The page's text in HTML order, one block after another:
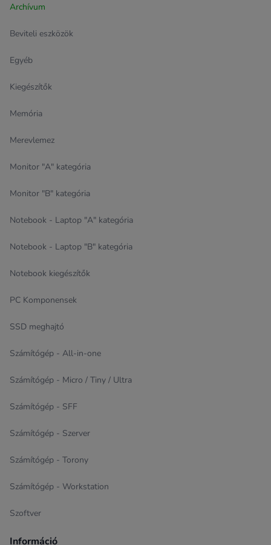
Archívum
Beviteli eszközök
Egyéb
Kiegészítők
Memória
Merevlemez
Monitor "A" kategória
Monitor "B" kategória
Notebook - Laptop "A" kategória
Notebook - Laptop "B" kategória
Notebook kiegészítők
PC Komponensek
SSD meghajtó
Számítógép - All-in-one
Számítógép - Micro / Tiny / Ultra
Számítógép - SFF
Számítógép - Szerver
Számítógép - Torony
Számítógép - Workstation
Szoftver
Információ